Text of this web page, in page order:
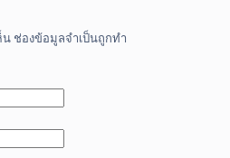
น ช่องข้อมูลจำเป็นถูกทำ